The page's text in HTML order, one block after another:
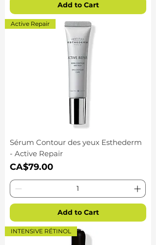
Add to Cart
Active Repair
Sérum Contour des yeux Esthederm
- Active Repair
Price
CA$79.00
Add to Cart
INTENSIVE RÉTINOL